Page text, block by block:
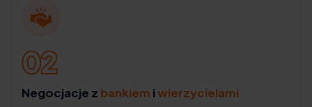
Negocjacje z bankiem iwierzycielami